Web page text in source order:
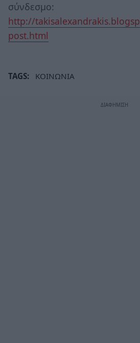
σύνδεσμο:
http://
post.html
TAGS: ΚΟΙΝΩΝΙΑ